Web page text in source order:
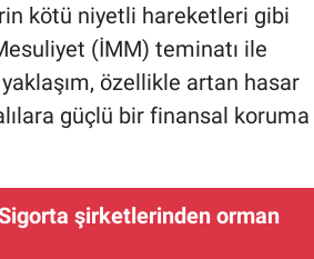
kötü niyetli hareketleri gibi
(İMM) teminatı ile
yaklaşım, özellikle artan hasar
güçlü bir finansal koruma
şirketlerinden orman